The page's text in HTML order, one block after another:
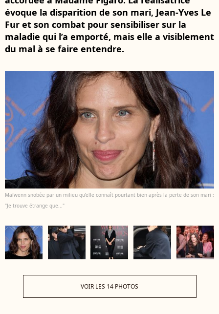
évoque la disparition de son mari, Jean-Yves Le
Fur et son combat pour sensibiliser sur la
maladie qui l’a emporté, mais elle a visiblement
du mal à se faire entendre.
Maïwenn snobée par un milieu qu’elle connaît pourtant bien après la perte de son mari :
"Je trouve étrange que..."
VOIR LES 14 PHOTOS